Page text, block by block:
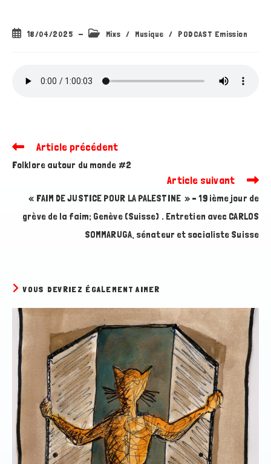
Publication
18/04/2025
Post Mixs / Musique / PODCAST Emission
Read
articles
Article précédent
Folklore autour du monde #2
Article suivant
« FAIM DE JUSTICE POUR LA PALESTINE » – 19 ième jour de
grève de la faim; Genève (Suisse) . Entretien avec CARLOS
SOMMARUGA, sénateur et socialiste Suisse
VOUS DEVRIEZ ÉGALEMENT AIMER